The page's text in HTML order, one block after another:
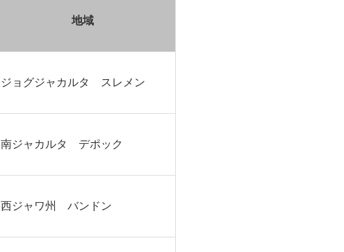
地域
ジョグジャカルタ スレメン
南ジャカルタ デポック
西ジャワ州 バンドン